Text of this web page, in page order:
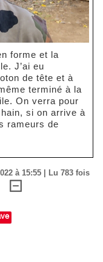
J’ai eu
de tête et à
terminé à la
On verra pour
si on arrive à
rameurs de
à 15:55 | Lu 783 fois